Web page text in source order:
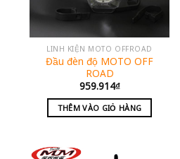
LINH KIỆN MOTO OFFROAD
Đầu đèn độ MOTO OFF
ROAD
959.914₫
THÊM VÀO GIỎ HÀNG